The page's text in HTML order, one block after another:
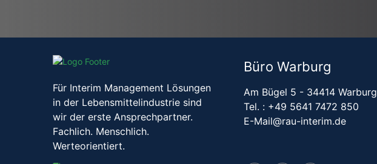
Für Interim Management Lösungen
in der Lebensmittelindustrie sind
wir der erste Ansprechpartner.
Fachlich. Menschlich.
Werteorientiert.
Büro Warburg
Am Bügel 5 - 34414 Warburg
Tel. : +49 5641 7472 850
E-Mail@rau-interim.de